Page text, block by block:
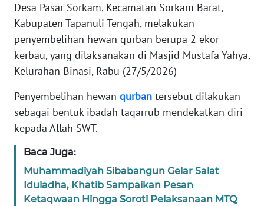
Desa Pasar Sorkam, Kecamatan Sorkam Barat,
Kabupaten Tapanuli Tengah, melakukan
penyembelihan hewan qurban berupa 2 ekor
kerbau, yang dilaksanakan di Masjid Mustafa Yahya,
Kelurahan Binasi, Rabu (27/5/2026)
Penyembelihan hewan qurban tersebut dilakukan
sebagai bentuk ibadah taqarrub mendekatkan diri
kepada Allah SWT.
Baca Juga:
Muhammadiyah Sibabangun Gelar Salat
Iduladha, Khatib Sampaikan Pesan
Ketaqwaan Hingga Soroti Pelaksanaan MTQ
KARIR
DISCLAIMER
News
Regional
WN
WN
JAKARTA